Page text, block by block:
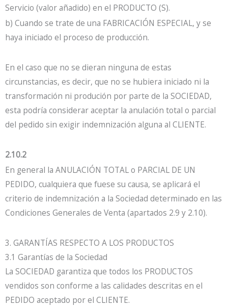
Servicio (valor añadido) en el PRODUCTO (S).
b) Cuando se trate de una FABRICACIÓN ESPECIAL, y se
haya iniciado el proceso de producción.
En el caso que no se dieran ninguna de estas
circunstancias, es decir, que no se hubiera iniciado ni la
transformación ni produción por parte de la SOCIEDAD,
esta podría considerar aceptar la anulación total o parcial
del pedido sin exigir indemnización alguna al CLIENTE.
2.10.2
En general la ANULACIÓN TOTAL o PARCIAL DE UN
PEDIDO, cualquiera que fuese su causa, se aplicará el
criterio de indemnización a la Sociedad determinado en las
Condiciones Generales de Venta (apartados 2.9 y 2.10).
3. GARANTÍAS RESPECTO A LOS PRODUCTOS
3.1 Garantías de la Sociedad
La SOCIEDAD garantiza que todos los PRODUCTOS
vendidos son conforme a las calidades descritas en el
PEDIDO aceptado por el CLIENTE.